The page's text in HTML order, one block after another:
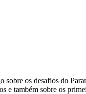
sobre os desafios do
e também sobre os